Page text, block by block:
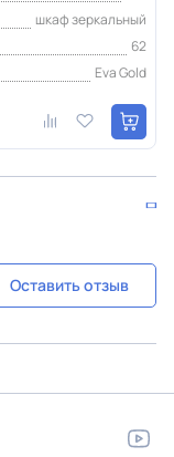
шкаф зеркальный
62
Eva Gold
Оставить отзыв